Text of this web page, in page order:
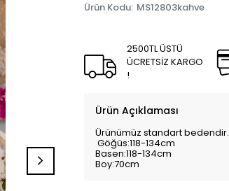
Ürün Kodu: MS12803kahve
2500TL ÜSTÜ
ÜCRETSİZ KARGO
!
Ürün Açıklaması
Ürünümüz standart bedendir.
Göğüs:118-134cm
Basen:118-134cm
Boy:70cm